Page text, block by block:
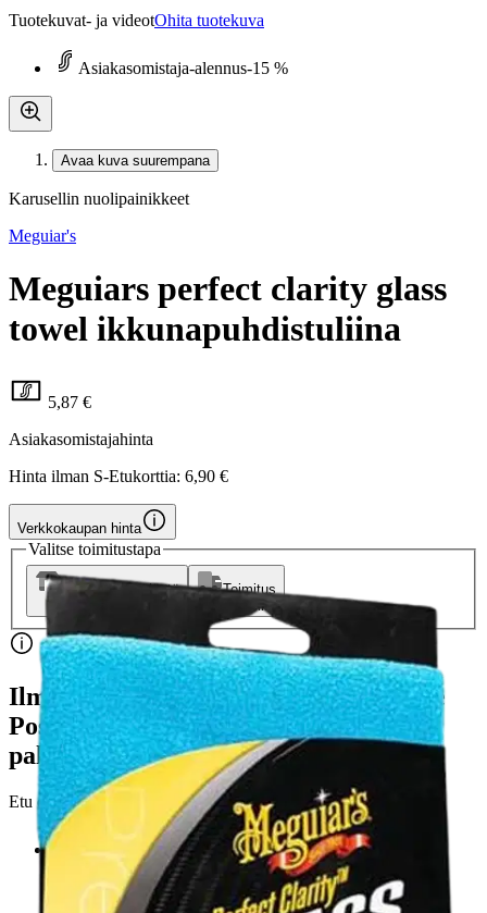
Tuotekuvat- ja videotOhita tuotekuva
Asiakasomistaja-alennus-15 %
Avaa kuva suurempana
Karusellin nuolipainikkeet
Meguiar's
Meguiars perfect clarity glass
towel ikkunapuhdistuliina
5,87 €
Asiakasomistajahinta
Hinta ilman S-Etukorttia: 6,90 €
Verkkokaupan hinta
Valitse toimitustapa
Nouto myymälästä
Toimitus
Ei saatavilla
Ilmainen toimitus yli 100 €:n tilauksille
Postin pakettiautomaattiin tai
palvelupisteeseen!
Etu ei koske Suuri‑lisäpalvelulla toimitettavia tuotteita.
Tarkista myymäläsaatavuus